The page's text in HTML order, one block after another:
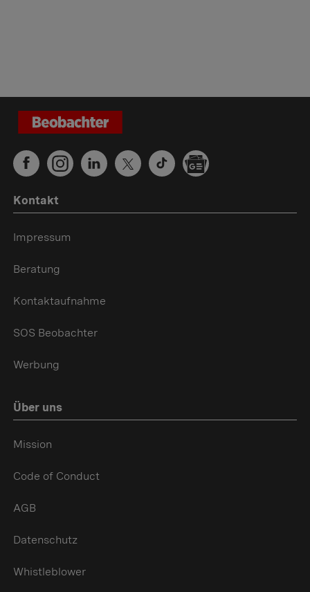
Kontakt
Impressum
Beratung
Kontaktaufnahme
SOS Beobachter
Werbung
Über uns
Mission
Code of Conduct
AGB
Datenschutz
Whistleblower